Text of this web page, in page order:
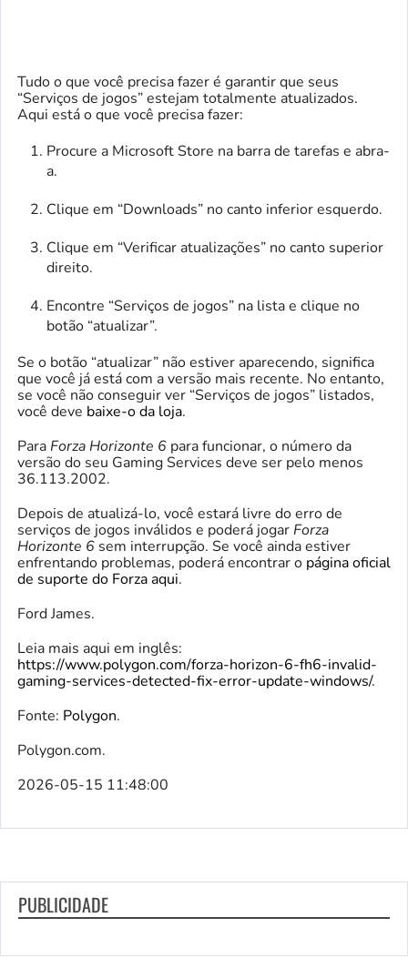
Tudo o que você precisa fazer é garantir que seus
“Serviços de jogos” estejam totalmente atualizados.
Aqui está o que você precisa fazer:
Procure a Microsoft Store na barra de tarefas e abra-
a.
Clique em “Downloads” no canto inferior esquerdo.
Clique em “Verificar atualizações” no canto superior
direito.
Encontre “Serviços de jogos” na lista e clique no
botão “atualizar”.
Se o botão “atualizar” não estiver aparecendo, significa
que você já está com a versão mais recente. No entanto,
se você não conseguir ver “Serviços de jogos” listados,
você deve baixe-o da loja.
Para Forza Horizonte 6 para funcionar, o número da
versão do seu Gaming Services deve ser pelo menos
36.113.2002.
Depois de atualizá-lo, você estará livre do erro de
serviços de jogos inválidos e poderá jogar Forza
Horizonte 6 sem interrupção. Se você ainda estiver
enfrentando problemas, poderá encontrar o página oficial
de suporte do Forza aqui.
Ford James.
Leia mais aqui em inglês:
https://www.polygon.com/forza-horizon-6-fh6-invalid-
gaming-services-detected-fix-error-update-windows/.
Fonte: Polygon.
Polygon.com.
2026-05-15 11:48:00
PUBLICIDADE